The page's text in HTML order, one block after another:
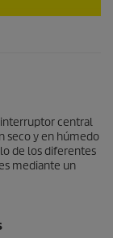
interruptor central
seco y en húmedo
de los diferentes
mediante un